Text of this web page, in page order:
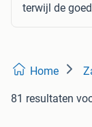
terwijl de
Home
81 resultaten